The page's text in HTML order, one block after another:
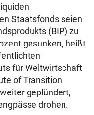
Staatsfonds seien
(BIP) zu
gesunken, heißt
für Weltwirtschaft
of Transition
geplündert,
drohen.